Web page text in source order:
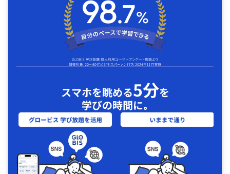
スマホを眺める5分を
学びの時間に｡